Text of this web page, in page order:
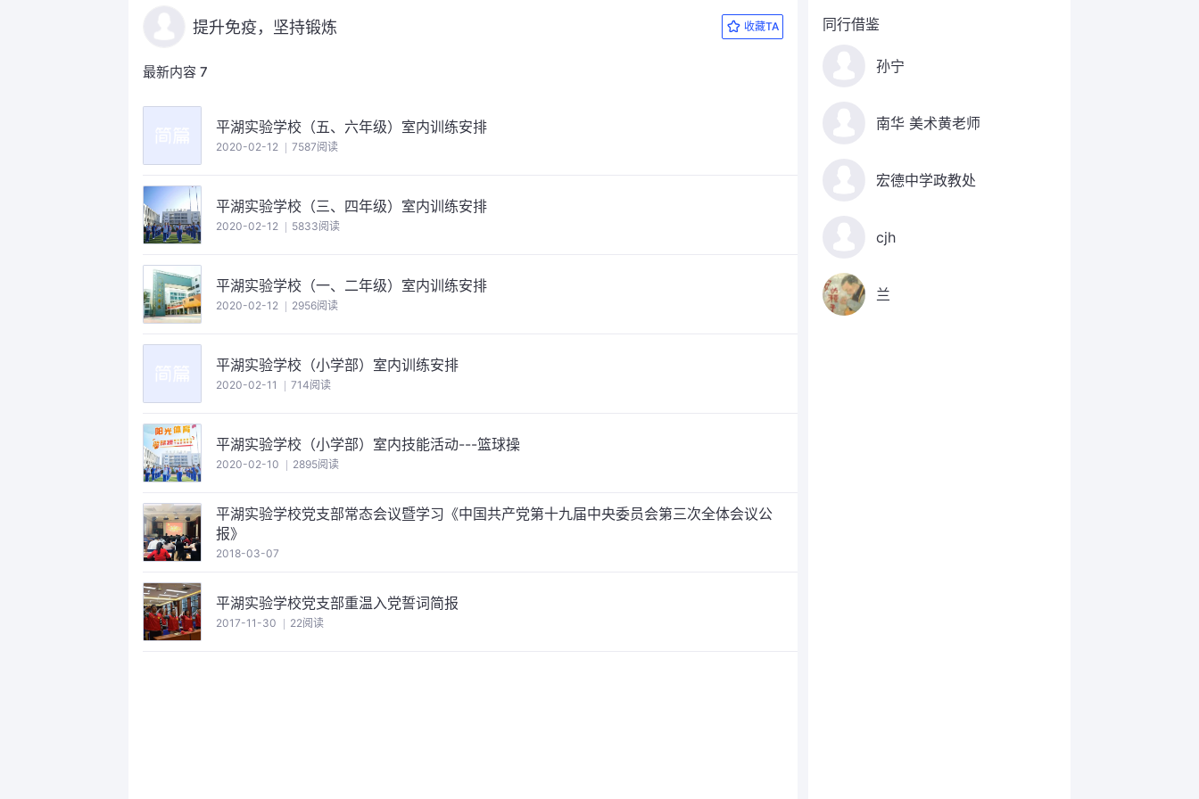
提升免疫，坚持锻炼 收藏TA
最新内容 7
平湖实验学校（五、六年级）室内训练安排
2020-02-12 7587阅读
平湖实验学校（三、四年级）室内训练安排
2020-02-12 5833阅读
平湖实验学校（一、二年级）室内训练安排
2020-02-12 2956阅读
平湖实验学校（小学部）室内训练安排
2020-02-11 714阅读
平湖实验学校（小学部）室内技能活动---篮球操
2020-02-10 2895阅读
平湖实验学校党支部常态会议暨学习《中国共产党第十九届中央委员会第三次全体会议公
报》
2018-03-07
平湖实验学校党支部重温入党誓词简报
2017-11-30 22阅读
同行借鉴
孙宁
南华 美术黄老师
宏德中学政教处
cjh
兰